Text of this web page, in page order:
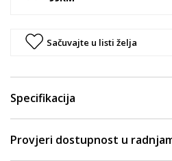
Sačuvajte u listi želja
Specifikacija
Provjeri dostupnost u